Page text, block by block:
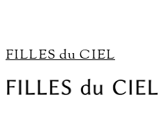
FILLES du CIEL